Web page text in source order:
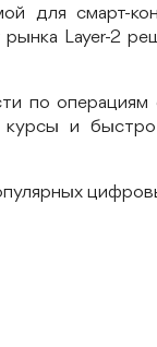
для смарт-
Layer-2
по
курсы и